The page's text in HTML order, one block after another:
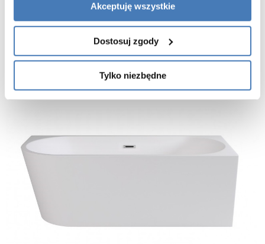
Akceptuję wszystkie
Dostosuj zgody
Tylko niezbędne